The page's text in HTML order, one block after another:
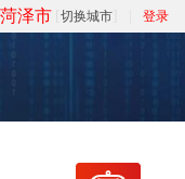
菏泽市 切换城市 登录